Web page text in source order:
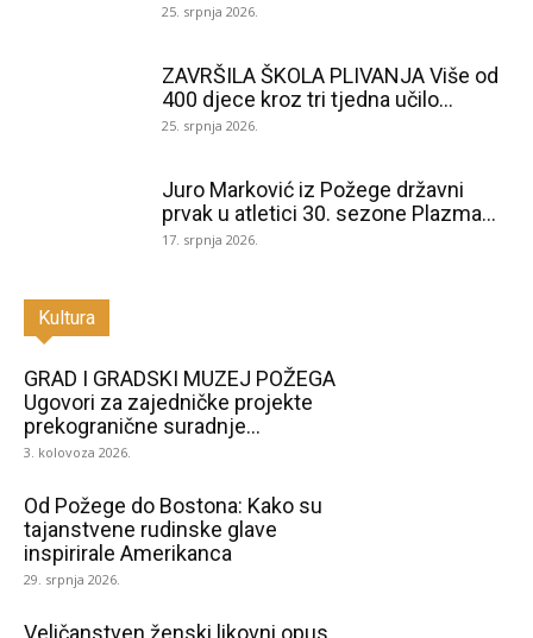
25. srpnja 2026.
ZAVRŠILA ŠKOLA PLIVANJA Više od
400 djece kroz tri tjedna učilo...
25. srpnja 2026.
Juro Marković iz Požege državni
prvak u atletici 30. sezone Plazma...
17. srpnja 2026.
Kultura
GRAD I GRADSKI MUZEJ POŽEGA
Ugovori za zajedničke projekte
prekogranične suradnje...
3. kolovoza 2026.
Od Požege do Bostona: Kako su
tajanstvene rudinske glave
inspirirale Amerikanca
29. srpnja 2026.